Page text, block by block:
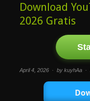
Download
2026 Gratis
April 4, 2026 · by kuyhAa ·